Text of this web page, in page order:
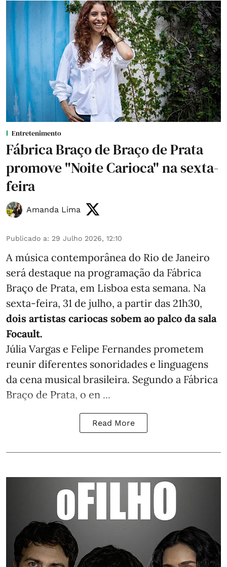
Entretenimento
Fábrica Braço de Braço de Prata
promove "Noite Carioca" na sexta-
feira
Amanda Lima
Publicado a: 29 Julho 2026, 12:10
A música contemporânea do Rio de Janeiro
será destaque na programação da Fábrica
Braço de Prata, em Lisboa esta semana. Na
sexta-feira, 31 de julho, a partir das 21h30,
dois artistas cariocas sobem ao palco da sala
Focault.
Júlia Vargas e Felipe Fernandes prometem
reunir diferentes sonoridades e linguagens
da cena musical brasileira. Segundo a Fábrica
Braço de Prata, o en ...
Read More